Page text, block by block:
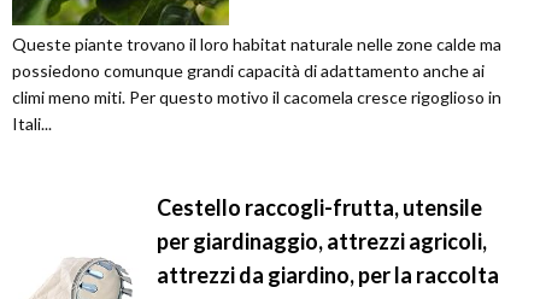
Queste piante trovano il loro habitat naturale nelle zone calde ma
possiedono comunque grandi capacità di adattamento anche ai
climi meno miti. Per questo motivo il cacomela cresce rigoglioso in
Itali...
Cestello raccogli-frutta, utensile
per giardinaggio, attrezzi agricoli,
attrezzi da giardino, per la raccolta